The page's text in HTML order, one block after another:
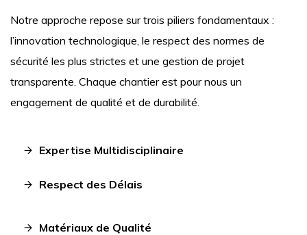
Notre approche repose sur trois piliers fondamentaux :
l’innovation technologique, le respect des normes de
sécurité les plus strictes et une gestion de projet
transparente. Chaque chantier est pour nous un
engagement de qualité et de durabilité.
Expertise Multidisciplinaire
Respect des Délais
Matériaux de Qualité